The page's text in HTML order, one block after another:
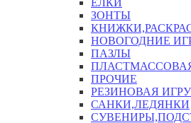
ЕЛКИ
ЗОНТЫ
НОВОГОДНИЕ
ПАЗЛЫ
ПРОЧИЕ
РЕЗИНОВАЯ
САНКИ,ЛЕДЯНКИ